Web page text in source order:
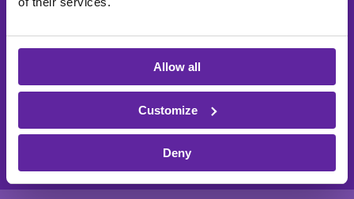
Allow all
Customize
Deny
administrere din konto og levere de tjenester, du har anmodet om. Læs
Jeg vil gerne modtage anden kommunikation fra itm8.